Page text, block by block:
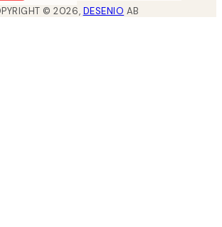
©2026, DESENIO AB